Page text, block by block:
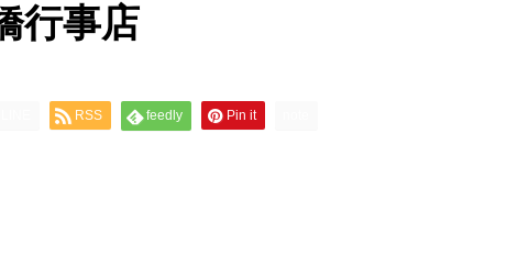
行事店
RSS feedly Pin it